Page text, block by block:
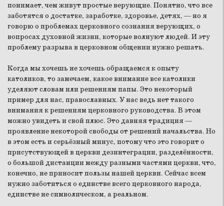
понимает, чем живут простые верующие. Понятно, что все
заботятся о достатке, заработке, здоровье, детях, — но я
говорю о проблемах церковного сознания верующих, о
вопросах духовной жизни, которые волнуют людей. И эту
проблему разрыва в церковном общении нужно решать.
Когда мы хочешь не хочешь обращаемся к опыту
католиков, то замечаем, какое внимание все католики
уделяют словам или решениям папы. Это некоторый
пример для нас, православных. У нас ведь нет такого
внимания к решениям церковного руководства. В этом
можно увидеть и свой плюс. Это давняя традиция —
проявление некоторой свободы от решений начальства. Но
в этом есть и серьёзный минус, потому что это говорит о
присутствующей в церкви дезинтеграции, разделённости,
о большой дистанции между разными частями церкви, что,
конечно, не приносит пользы нашей церкви. Сейчас всем
нужно заботиться о единстве всего церковного народа,
единстве не символическом, а реальном.